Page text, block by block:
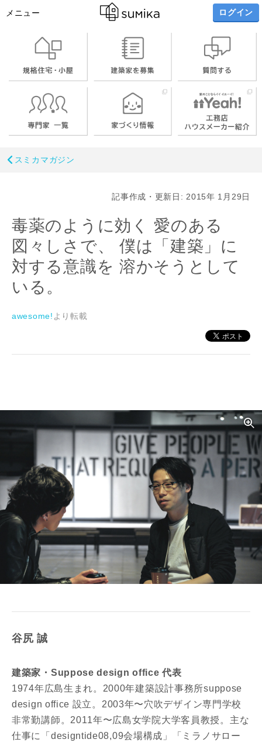
メニュー ログイン
スミカマガジン
記事作成・更新日: 2015年 1月29日
毒薬のように効く 愛のある
図々しさで、 僕は「建築」に
対する意識を 溶かそうとして
いる。
awesome! より転載
谷尻 誠
建築家・Suppose design office 代表
1974年広島生まれ。2000年建築設計事務所suppose
design office 設立。2003年〜穴吹デザイン専門学校
非常勤講師。2011年〜広島女学院大学客員教授。主な
仕事に「designtide08,09会場構成」「ミラノサロー